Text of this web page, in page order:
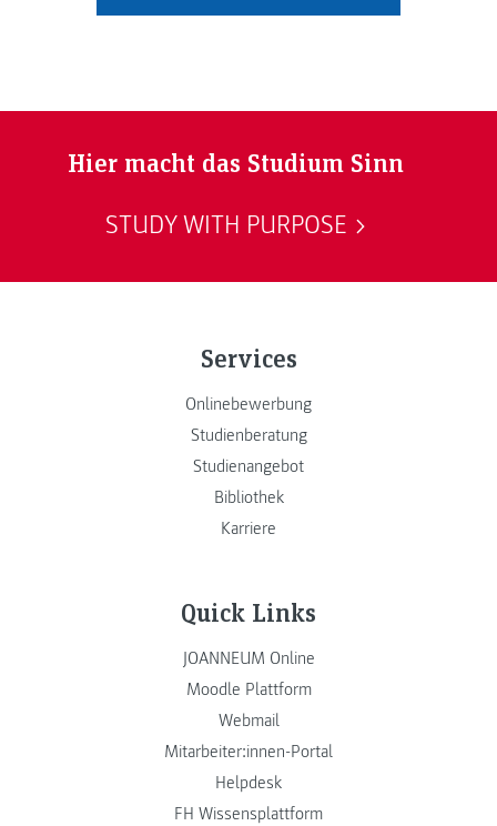
Hier macht das Studium Sinn
STUDY WITH PURPOSE
Services
Onlinebewerbung
Studienberatung
Studienangebot
Bibliothek
Karriere
Quick Links
JOANNEUM Online
Moodle Plattform
Webmail
Mitarbeiter:innen-Portal
Helpdesk
FH Wissensplattform